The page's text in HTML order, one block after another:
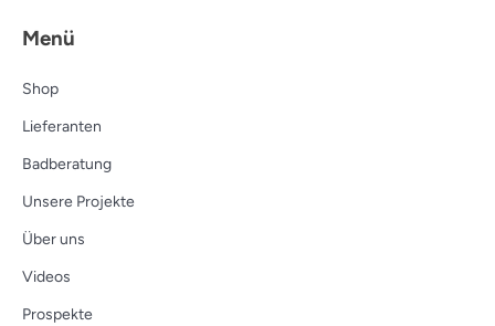
Menü
Shop
Lieferanten
Badberatung
Unsere Projekte
Über uns
Videos
Prospekte